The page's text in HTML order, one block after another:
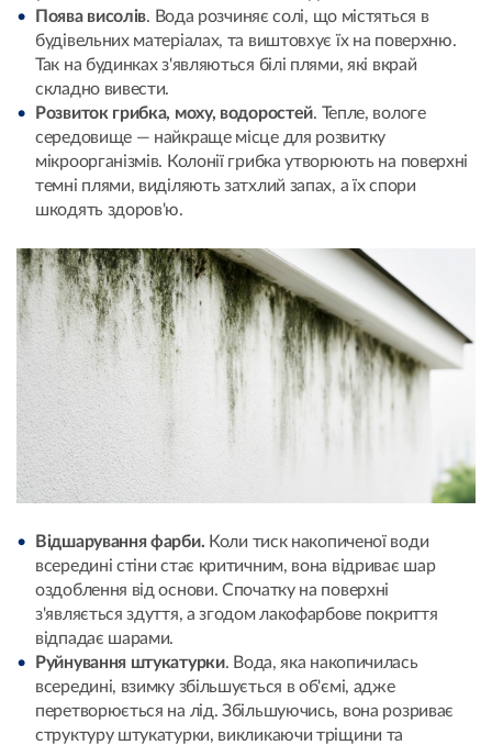
Поява висолів. Вода розчиняє солі, що містяться в
будівельних матеріалах, та виштовхує їх на поверхню.
Так на будинках з'являються білі плями, які вкрай
складно вивести.
Розвиток грибка, моху, водоростей. Тепле, вологе
середовище — найкраще місце для розвитку
мікроорганізмів. Колонії грибка утворюють на поверхні
темні плями, виділяють затхлий запах, а їх спори
шкодять здоров'ю.
Відшарування фарби. Коли тиск накопиченої води
всередині стіни стає критичним, вона відриває шар
оздоблення від основи. Спочатку на поверхні
з'являється здуття, а згодом лакофарбове покриття
відпадає шарами.
Руйнування штукатурки. Вода, яка накопичилась
всередині, взимку збільшується в об'ємі, адже
перетворюється на лід. Збільшуючись, вона розриває
структуру штукатурки, викликаючи тріщини та